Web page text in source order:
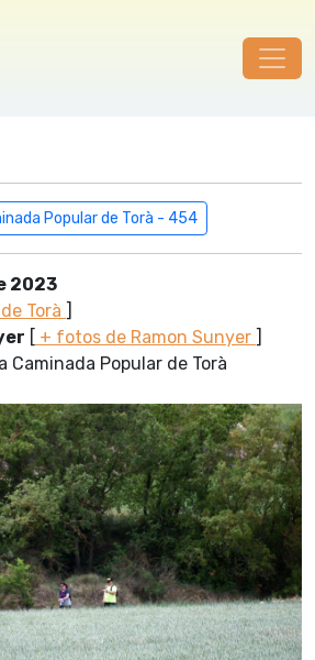
Popular de Torà - 454
2023
Torà ]
[ + fotos de Ramon Sunyer ]
Caminada Popular de Torà